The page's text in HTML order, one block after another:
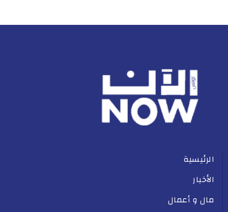
الرئيسية
الأخبار
مال و أعمال